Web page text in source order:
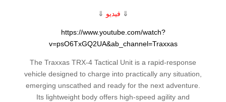
⇓ فيديو ⇓
https://www.youtube.com/watch?
v=psO6TxGQ2UA&ab_channel=Traxxas
The Traxxas TRX-4 Tactical Unit is a rapid-response
vehicle designed to charge into practically any situation,
emerging unscathed and ready for the next adventure.
Its lightweight body offers high-speed agility and